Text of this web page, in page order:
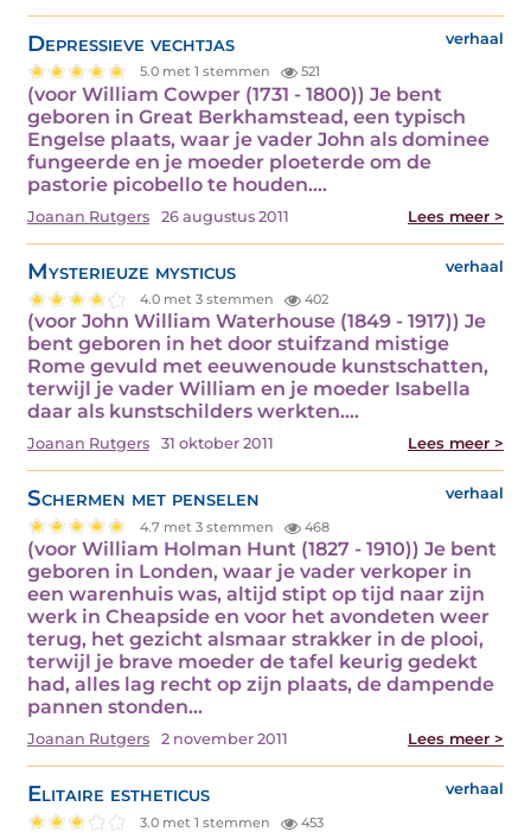
Depressieve vechtjas verhaal
5.0 met 1 stemmen 521
(voor William Cowper (1731 - 1800)) Je bent
geboren in Great Berkhamstead, een typisch
Engelse plaats, waar je vader John als dominee
fungeerde en je moeder ploeterde om de
pastorie picobello te houden.…
Joanan Rutgers 26 augustus 2011 Lees meer >
Mysterieuze mysticus verhaal
4.0 met 3 stemmen 402
(voor John William Waterhouse (1849 - 1917)) Je
bent geboren in het door stuifzand mistige
Rome gevuld met eeuwenoude kunstschatten,
terwijl je vader William en je moeder Isabella
daar als kunstschilders werkten.…
Joanan Rutgers 31 oktober 2011 Lees meer >
Schermen met penselen verhaal
4.7 met 3 stemmen 468
(voor William Holman Hunt (1827 - 1910)) Je bent
geboren in Londen, waar je vader verkoper in
een warenhuis was, altijd stipt op tijd naar zijn
werk in Cheapside en voor het avondeten weer
terug, het gezicht alsmaar strakker in de plooi,
terwijl je brave moeder de tafel keurig gedekt
had, alles lag recht op zijn plaats, de dampende
pannen stonden…
Joanan Rutgers 2 november 2011 Lees meer >
Elitaire estheticus verhaal
3.0 met 1 stemmen 453